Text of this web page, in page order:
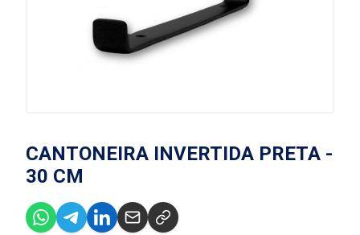
CANTONEIRA INVERTIDA PRETA -
30 CM